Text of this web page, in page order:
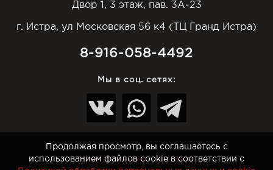
Двор 1, 3 этаж, пав. 3А-23
г. Истра, ул Московская 56 к4 (ТЦ Гранд Истра)
8-916-058-4492
Мы в соц. сетях:
© Интернет-магазин Top-Otdelka.ru
Продолжая просмотр, вы соглашаетесь с
использованием файлов cookie в соответствии с